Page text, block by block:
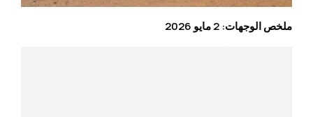
ملخص الوجهات: 2 مايو 2026